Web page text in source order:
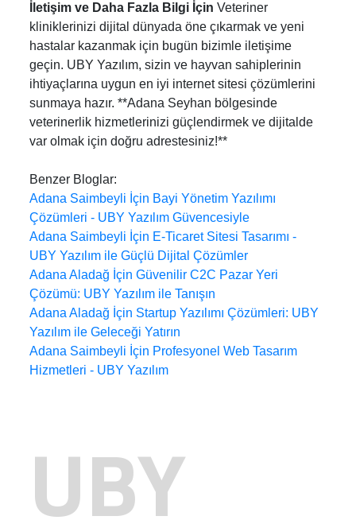
İletişim ve Daha Fazla Bilgi İçin Veteriner
kliniklerinizi dijital dünyada öne çıkarmak ve yeni
hastalar kazanmak için bugün bizimle iletişime
geçin. UBY Yazılım, sizin ve hayvan sahiplerinin
ihtiyaçlarına uygun en iyi internet sitesi çözümlerini
sunmaya hazır. **Adana Seyhan bölgesinde
veterinerlik hizmetlerinizi güçlendirmek ve dijitalde
var olmak için doğru adrestesiniz!**
Benzer Bloglar:
Adana Saimbeyli İçin Bayi Yönetim Yazılımı
Çözümleri - UBY Yazılım Güvencesiyle
Adana Saimbeyli İçin E-Ticaret Sitesi Tasarımı -
UBY Yazılım ile Güçlü Dijital Çözümler
Adana Aladağ İçin Güvenilir C2C Pazar Yeri
Çözümü: UBY Yazılım ile Tanışın
Adana Aladağ İçin Startup Yazılımı Çözümleri: UBY
Yazılım ile Geleceği Yatırın
Adana Saimbeyli İçin Profesyonel Web Tasarım
Hizmetleri - UBY Yazılım
UBY